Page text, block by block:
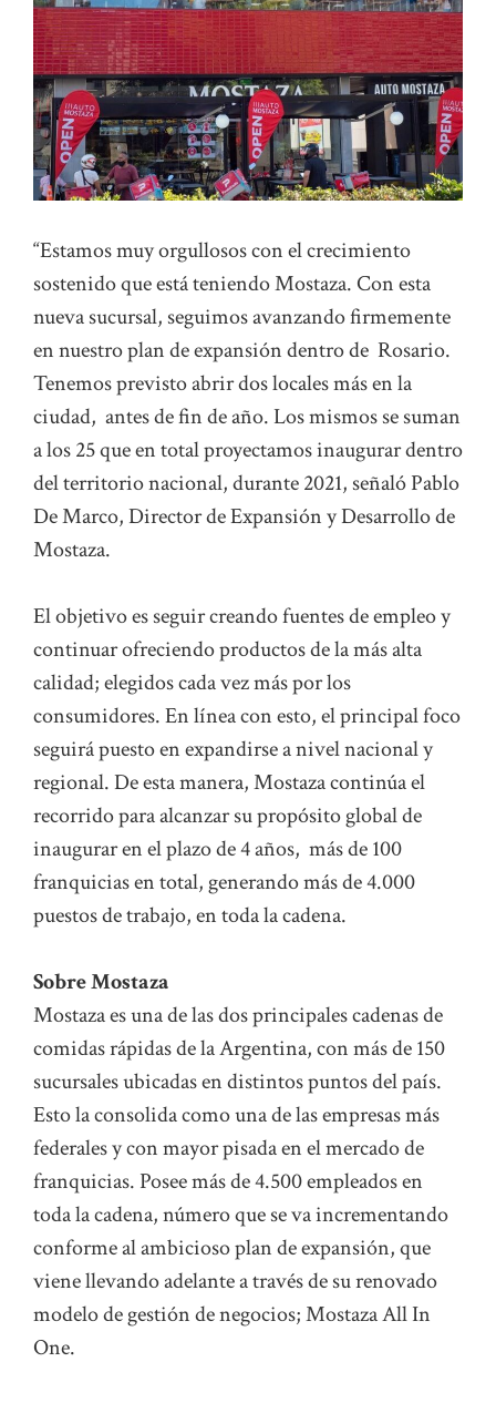
“Estamos muy orgullosos con el crecimiento
sostenido que está teniendo Mostaza. Con esta
nueva sucursal, seguimos avanzando firmemente
en nuestro plan de expansión dentro de Rosario.
Tenemos previsto abrir dos locales más en la
ciudad, antes de fin de año. Los mismos se suman
a los 25 que en total proyectamos inaugurar dentro
del territorio nacional, durante 2021, señaló Pablo
De Marco, Director de Expansión y Desarrollo de
Mostaza.
El objetivo es seguir creando fuentes de empleo y
continuar ofreciendo productos de la más alta
calidad; elegidos cada vez más por los
consumidores. En línea con esto, el principal foco
seguirá puesto en expandirse a nivel nacional y
regional. De esta manera, Mostaza continúa el
recorrido para alcanzar su propósito global de
inaugurar en el plazo de 4 años, más de 100
franquicias en total, generando más de 4.000
puestos de trabajo, en toda la cadena.
Sobre Mostaza
Mostaza es una de las dos principales cadenas de
comidas rápidas de la Argentina, con más de 150
sucursales ubicadas en distintos puntos del país.
Esto la consolida como una de las empresas más
federales y con mayor pisada en el mercado de
franquicias. Posee más de 4.500 empleados en
toda la cadena, número que se va incrementando
conforme al ambicioso plan de expansión, que
viene llevando adelante a través de su renovado
modelo de gestión de negocios; Mostaza All In
One.